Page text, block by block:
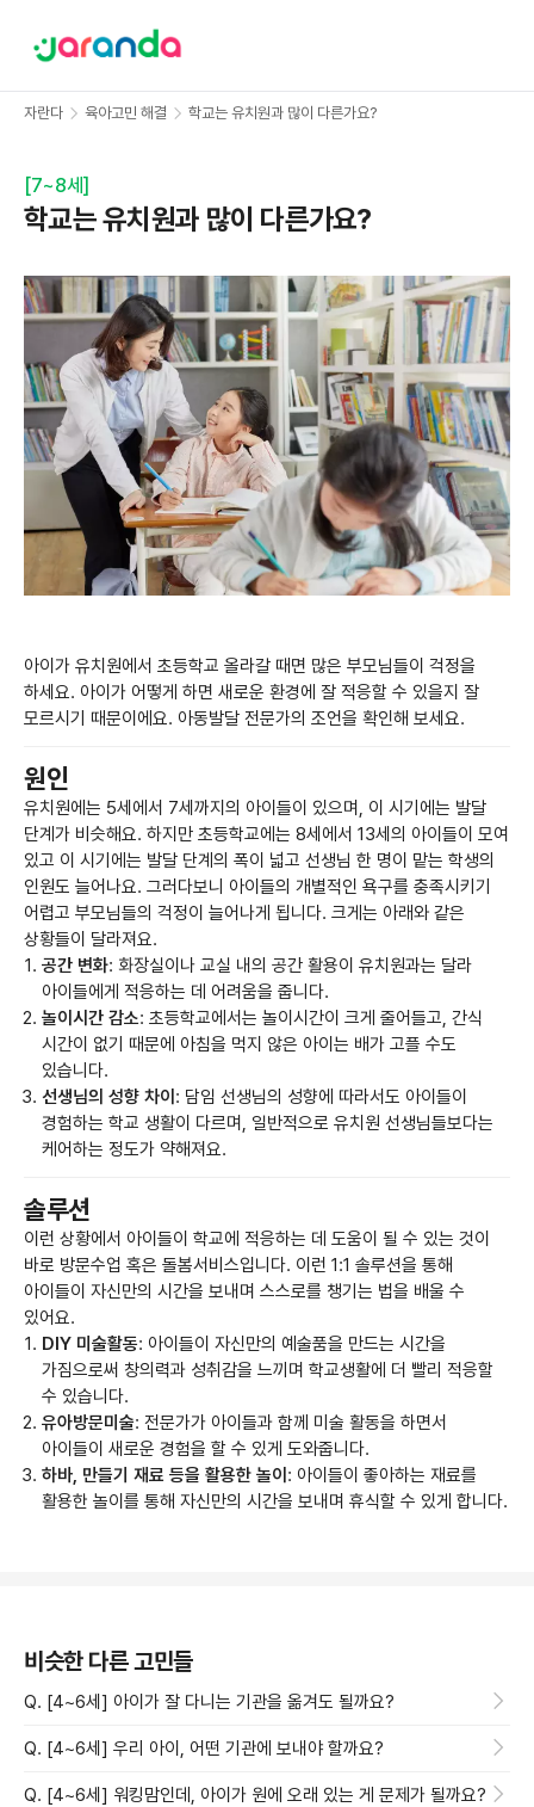
자란다 육아고민 해결 학교는 유치원과 많이 다른가요?
[7~8세 ]
학교는 유치원과 많이 다른가요?
아이가 유치원에서 초등학교 올라갈 때면 많은 부모님들이 걱정을
하세요. 아이가 어떻게 하면 새로운 환경에 잘 적응할 수 있을지 잘
모르시기 때문이에요. 아동발달 전문가의 조언을 확인해 보세요.
원인
유치원에는 5세에서 7세까지의 아이들이 있으며, 이 시기에는 발달
단계가 비슷해요. 하지만 초등학교에는 8세에서 13세의 아이들이 모여
있고 이 시기에는 발달 단계의 폭이 넓고 선생님 한 명이 맡는 학생의
인원도 늘어나요. 그러다보니 아이들의 개별적인 욕구를 충족시키기
어렵고 부모님들의 걱정이 늘어나게 됩니다. 크게는 아래와 같은
상황들이 달라져요.
공간 변화: 화장실이나 교실 내의 공간 활용이 유치원과는 달라
아이들에게 적응하는 데 어려움을 줍니다.
놀이시간 감소: 초등학교에서는 놀이시간이 크게 줄어들고, 간식
시간이 없기 때문에 아침을 먹지 않은 아이는 배가 고플 수도
있습니다.
선생님의 성향 차이 : 담임 선생님의 성향에 따라서도 아이들이
경험하는 학교 생활이 다르며, 일반적으로 유치원 선생님들보다는
케어하는 정도가 약해져요.
솔루션
이런 상황에서 아이들이 학교에 적응하는 데 도움이 될 수 있는 것이
바로 방문수업 혹은 돌봄서비스입니다. 이런 1:1 솔루션을 통해
아이들이 자신만의 시간을 보내며 스스로를 챙기는 법을 배울 수
있어요.
DIY 미술활동: 아이들이 자신만의 예술품을 만드는 시간을
가짐으로써 창의력과 성취감을 느끼며 학교생활에 더 빨리 적응할
수 있습니다.
유아방문미술: 전문가가 아이들과 함께 미술 활동을 하면서
아이들이 새로운 경험을 할 수 있게 도와줍니다.
하바, 만들기 재료 등을 활용한 놀이 : 아이들이 좋아하는 재료를
활용한 놀이를 통해 자신만의 시간을 보내며 휴식할 수 있게 합니다.
비슷한 다른 고민들
Q. [4~6세] 아이가 잘 다니는 기관을 옮겨도 될까요?
Q. [4~6세] 우리 아이, 어떤 기관에 보내야 할까요?
Q. [4~6세] 워킹맘인데, 아이가 원에 오래 있는 게 문제가 될까요?